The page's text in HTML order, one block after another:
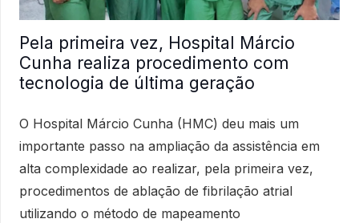
Pela primeira vez, Hospital Márcio
Cunha realiza procedimento com
tecnologia de última geração
O Hospital Márcio Cunha (HMC) deu mais um
importante passo na ampliação da assistência em
alta complexidade ao realizar, pela primeira vez,
procedimentos de ablação de fibrilação atrial
utilizando o método de mapeamento